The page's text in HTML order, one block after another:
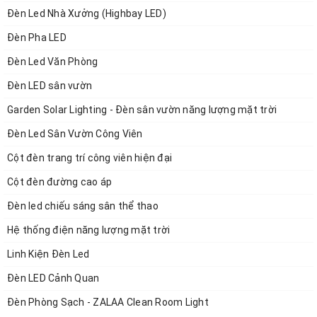
https://giacongdenled.com/san-pham-khac
ĐÈN LED SÂN VƯỜN xem tại
led-san-vuon
Hệ thống chi nhánh - Nhà
phân phối của ZALAA JSC
ZALAA Lighting
Lifecung cấp các sản phẩm chiếu
Đèn Led Nhà Xưởng (Highbay LED)
Đèn Pha LED
Đèn Led Văn Phòng
Đèn LED sân vườn
Garden Solar Lighting - Đèn sân vườn năng lượng mặt trời
Đèn Led Sân Vườn Công Viên
Cột đèn trang trí công viên hiện đại
Cột đèn đường cao áp
Đèn led chiếu sáng sân thể thao
Hệ thống điện năng lượng mặt trời
Linh Kiện Đèn Led
Đèn LED Cảnh Quan
Đèn Phòng Sạch - ZALAA Clean Room Light